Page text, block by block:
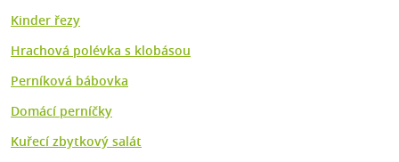
Kinder řezy
Hrachová polévka s klobásou
Perníková bábovka
Domácí perníčky
Kuřecí zbytkový salát